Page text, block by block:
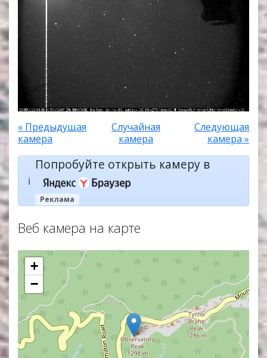
« Предыдущая
камера
Случайная
камера
Следующая
камера »
ℹ️
Попробуйте открыть камеру в
Реклама
Веб камера на карте
+
−